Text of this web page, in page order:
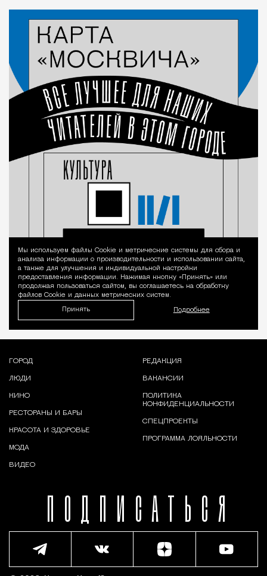
Уведомление
Мы используем файлы Сookie и метрические системы для сбора и
анализа информации о производительности и использовании сайта,
а также для улучшения и индивидуальной настройки
предоставления информации. Нажимая кнопку «Принять» или
продолжая пользоваться сайтом, вы соглашаетесь на обработку
файлов Cookie и данных метрических систем.
Принять Подробнее
ПОДПИСАТЬСЯ
ГОРОД
ЛЮДИ
КИНО
РЕСТОРАНЫ И БАРЫ
КРАСОТА И ЗДОРОВЬЕ
МОДА
ВИДЕО
РЕДАКЦИЯ
ВАКАНСИИ
ПОЛИТИКА
КОНФИДЕНЦИАЛЬНОСТИ
СПЕЦПРОЕКТЫ
ПРОГРАММА ЛОЯЛЬНОСТИ